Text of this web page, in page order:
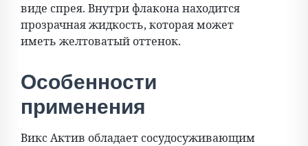
виде спрея. Внутри флакона находится
прозрачная жидкость, которая может
иметь желтоватый оттенок.
Особенности
применения
Викс Актив обладает сосудосуживающим